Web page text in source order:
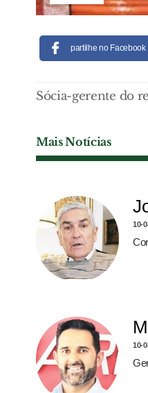
partilhe no Facebook
Sócia-gerente do
Mais Notícias
10-
10-